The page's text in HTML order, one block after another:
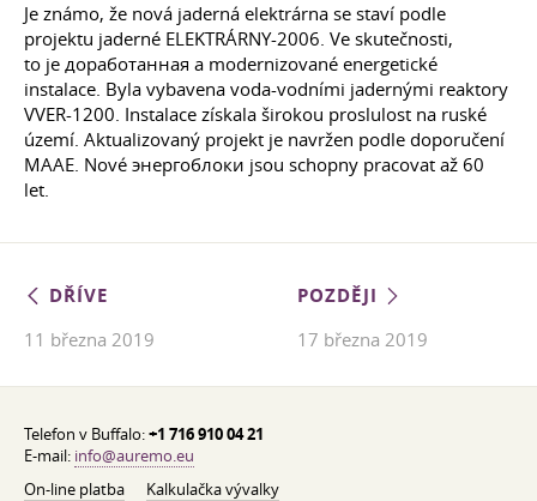
Je známo, že nová jaderná elektrárna se staví podle
projektu jaderné ELEKTRÁRNY-2006. Ve skutečnosti,
to je доработанная a modernizované energetické
instalace. Byla vybavena voda-vodními jadernými reaktory
VVER-1200. Instalace získala širokou proslulost na ruské
území. Aktualizovaný projekt je navržen podle doporučení
MAAE. Nové энергоблоки jsou schopny pracovat až 60
let.
DŘÍVE
11 března 2019
POZDĚJI
17 března 2019
Telefon v Buffalo:+1 716 910 04 21
E-mail: info@auremo.eu
On-line platba
Kalkulačka vývalky